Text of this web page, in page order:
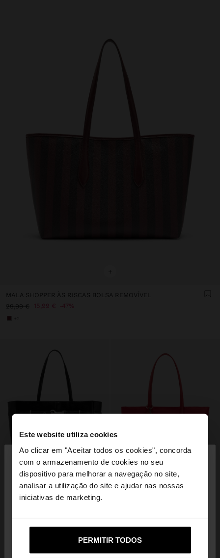
Este website utiliza cookies
Ao clicar em "Aceitar todos os cookies", concorda
com o armazenamento de cookies no seu
dispositivo para melhorar a navegação no site,
analisar a utilização do site e ajudar nas nossas
iniciativas de marketing.
PERMITIR TODOS
Está a aceder ao site a partir de Portugal. Deseja
navegar no nosso site United States?
+
MALA SHOPPER ÀS RISCAS BOLSA REMOVÍVEL
29,99 €
15,99 € 47%